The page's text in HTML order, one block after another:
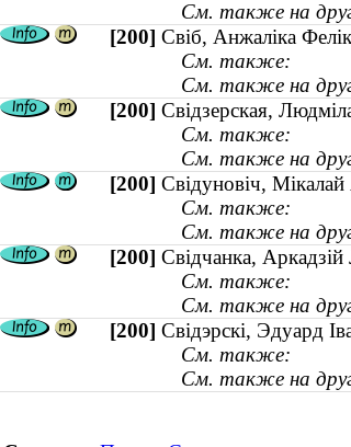
См. также на
[200] Свіб, Анжаліка
См. также:
См. также на
[200] Свідзерская,
См. также:
См. также на
[200] Свідуновіч,
См. также:
См. также на
[200] Свідчанка,
См. также:
См. также на
[200] Свідэрскі, Эдуард
См. также:
См. также на